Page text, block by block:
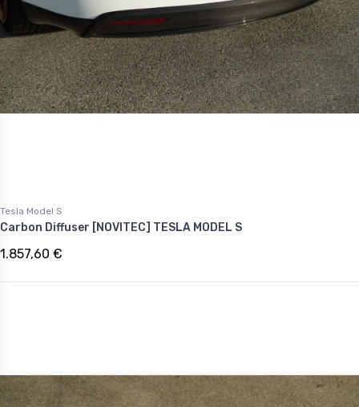
Tesla Model S
Carbon Diffuser [NOVITEC] TESLA MODEL S
1.857,60 €